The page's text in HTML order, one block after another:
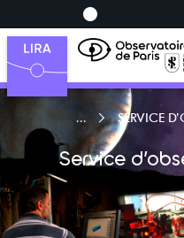
SERVICE
Service